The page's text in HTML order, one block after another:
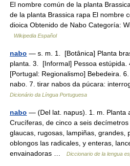
El nombre común de la planta
de la planta Brassica rapa El nombre
dioica Obtenido de Nabo Categoría:
Wikipedia Español
nabo — s. m. 1. [Botânica] Planta
planta. 3. [Informal] Pessoa estúpida.
[Portugal: Regionalismo] Bebedeira.
nabo. 7. tirar nabos da púcara:
Dicionário da Língua Portuguesa
nabo — (Del lat. napus). 1. m. Planta
Crucíferas, de cinco a seis
glaucas, rugosas, lampiñas, grandes,
oblongos las radicales, y enteras,
envainadoras …
Diccionario de la lengua